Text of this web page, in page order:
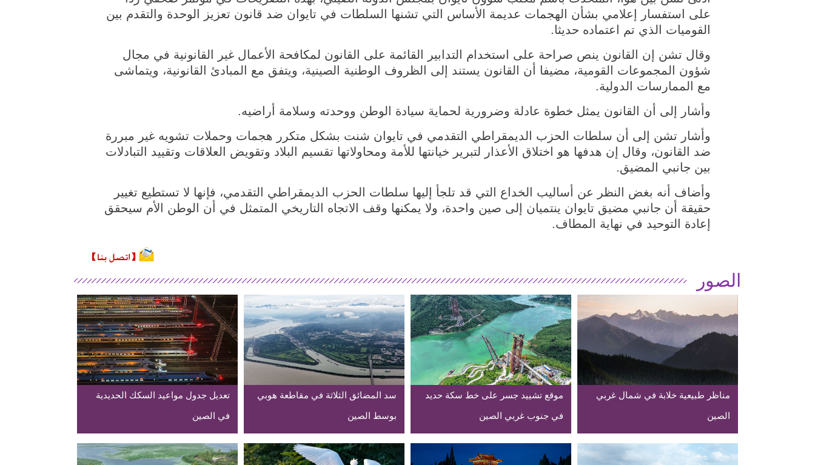
على استفسار إعلامي بشأن الهجمات عديمة الأساس التي تشنها السلطات في تايوان ضد قانون تعزيز الوحدة والتقدم بين
القوميات الذي تم اعتماده حديثا.
وقال تشن إن القانون ينص صراحة على استخدام التدابير القائمة على القانون لمكافحة الأعمال غير القانونية في مجال
شؤون المجموعات القومية، مضيفا أن القانون يستند إلى الظروف الوطنية الصينية، ويتفق مع المبادئ القانونية، ويتماشى
مع الممارسات الدولية.
وأشار إلى أن القانون يمثل خطوة عادلة وضرورية لحماية سيادة الوطن ووحدته وسلامة أراضيه.
وأشار تشن إلى أن سلطات الحزب الديمقراطي التقدمي في تايوان شنت بشكل متكرر هجمات وحملات تشويه غير مبررة
ضد القانون، وقال إن هدفها هو اختلاق الأعذار لتبرير خيانتها للأمة ومحاولاتها تقسيم البلاد وتقويض العلاقات وتقييد التبادلات
بين جانبي المضيق.
وأضاف أنه بغض النظر عن أساليب الخداع التي قد تلجأ إليها سلطات الحزب الديمقراطي التقدمي، فإنها لا تستطيع تغيير
حقيقة أن جانبي مضيق تايوان ينتميان إلى صين واحدة، ولا يمكنها وقف الاتجاه التاريخي المتمثل في أن الوطن الأم سيحقق
إعادة التوحيد في نهاية المطاف.
الصور
مناظر طبيعية خلابة في شمال غربي
الصين
موقع تشييد جسر على خط سكة حديد
في جنوب غربي الصين
سد المضائق الثلاثة في مقاطعة هوبي
بوسط الصين
تعديل جدول مواعيد السكك الحديدية
في الصين